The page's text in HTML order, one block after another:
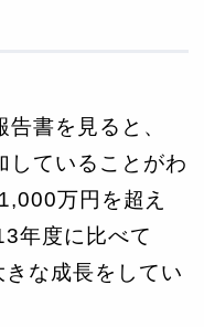
書を見ると、
していることがわ
万円を超え
年度に比べて
な成長をしてい